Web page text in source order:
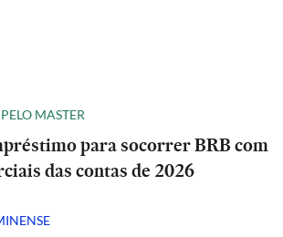
MASTER
para socorrer BRB com
das contas de 2026